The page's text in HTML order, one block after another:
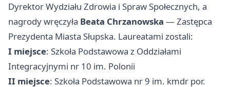
Dyrektor Wydziału Zdrowia i Spraw Społecznych, a
nagrody wręczyła Beata Chrzanowska — Zastępca
Prezydenta Miasta Słupska. Laureatami zostali:
I miejsce: Szkoła Podstawowa z Oddziałami
Integracyjnymi nr 10 im. Polonii
II miejsce: Szkoła Podstawowa nr 9 im. kmdr por.